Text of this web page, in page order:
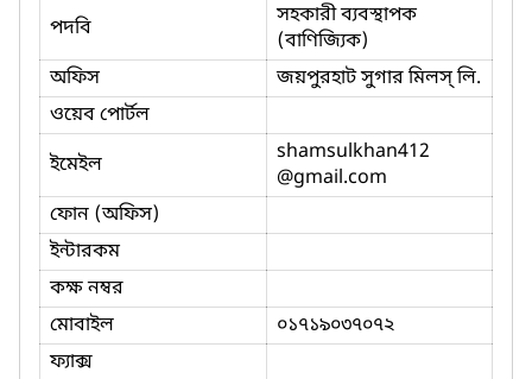
পদবি
সহকারী ব্যবস্থাপক
(বাণিজ্যিক)
অফিস
জয়পুরহাট সুগার মিলস্ লি.
ওয়েব পোর্টল
ইমেইল
shamsulkhan412
@gmail.com
ফোন (অফিস)
ইন্টারকম
কক্ষ নম্বর
মোবাইল
০১৭১৯০৩৭০৭২
ফ্যাক্স